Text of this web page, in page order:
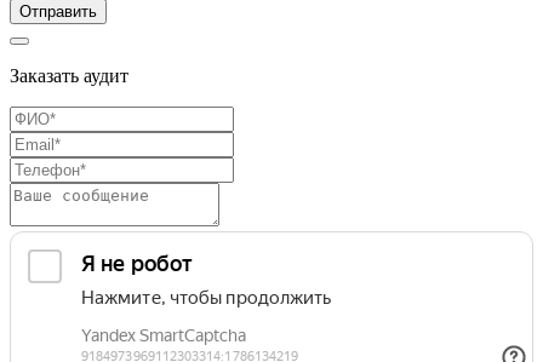
Отправить
Заказать аудит